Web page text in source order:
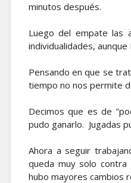
minutos después.
Luego del empate las
individualidades,
Pensando en que se
tiempo no nos permite
Decimos que es de
pudo ganarlo. Jugadas
Ahora a seguir
queda muy solo
hubo mayores cambios